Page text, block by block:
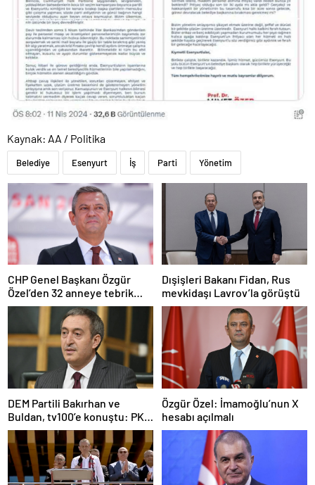
Kaynak: AA / Politika
Belediye Esenyurt İş Parti Yönetim
CHP Genel Başkanı Özgür
Özel’den 32 anneye tebrik
telefonu
Dışişleri Bakanı Fidan, Rus
mevkidaşı Lavrov’la görüştü
DEM Partili Bakırhan ve
Buldan, tv100’e konuştu: PKK
ne zaman kendini feshedecek
Özgür Özel: İmamoğlu’nun X
hesabı açılmalı